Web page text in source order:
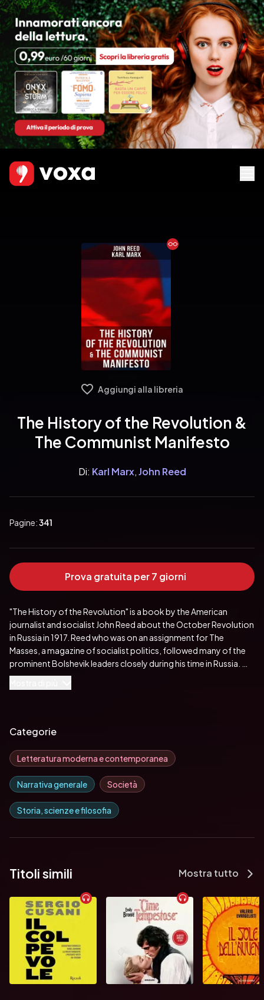
Ebook
Aggiungi alla libreria
The History of the Revolution &
The Communist Manifesto
Di: Karl Marx,John Reed
Pagine:341
Prova gratuita per 7 giorni
"The History of the Revolution" is a book by the American
journalist and socialist John Reed about the October Revolution
in Russia in 1917. Reed who was on an assignment for The
Masses, a magazine of socialist politics, followed many of the
prominent Bolshevik leaders closely during his time in Russia.
Reed's reports, on which this book is based, are valuable source
of the first-hand information about the events that occurred in
provide an analytical approach to the class struggle and the
Pubblicato da:  Musaicum Books
Categorie
Letteratura moderna e contemporanea
Narrativa generale Società
Storia, scienze e filosofia
Titoli simili Mostra tutto